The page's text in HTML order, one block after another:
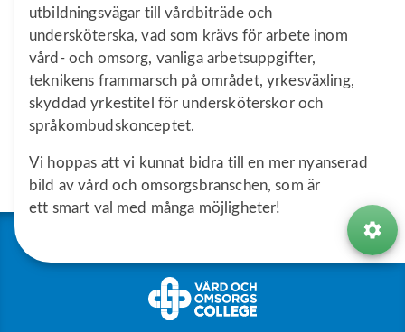
utbildningsvägar till vårdbiträde och
undersköterska, vad som krävs för arbete inom
vård- och omsorg, vanliga arbetsuppgifter,
teknikens frammarsch på området, yrkesväxling,
skyddad yrkestitel för undersköterskor och
språkombudskonceptet.
Vi hoppas att vi kunnat bidra till en mer nyanserad
bild av vård och omsorgsbranschen, som är
ett smart val med många möjligheter!